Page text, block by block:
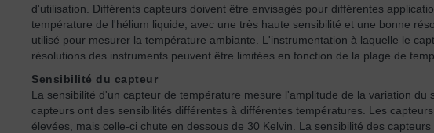
d'utilisation. Différents capteurs doivent être envisagés pour différentes
température de l'hélium liquide, avec une très haute sensibilité et une bonne
utilisé pour mesurer la température ambiante. L'instrumentation à laquelle le
résolutions des instruments peuvent être limitées en fonction de la plage de
Sensibilité du capteur
La sensibilité d'un capteur de température mesure l'amplitude de la variation
capteurs ont des sensibilités différentes à différentes températures. Les
élevées, mais celle-ci chute en dessous de 30 Kelvin. La sensibilité des